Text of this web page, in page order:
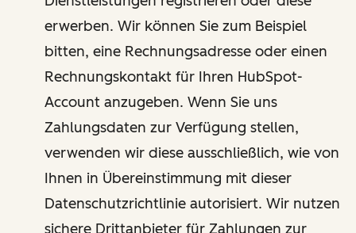
erwerben. Wir können Sie zum Beispiel
bitten, eine Rechnungsadresse oder einen
Rechnungskontakt für Ihren HubSpot-
Account anzugeben. Wenn Sie uns
Zahlungsdaten zur Verfügung stellen,
verwenden wir diese ausschließlich, wie von
Ihnen in Übereinstimmung mit dieser
Datenschutzrichtlinie autorisiert. Wir nutzen
sichere Drittanbieter für Zahlungen zur